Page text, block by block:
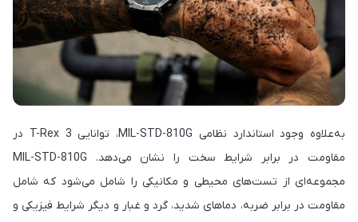
به‌علاوه وجود استاندارد نظامی MIL-STD-810G، توانایی T-Rex 3 در
مقاومت در برابر شرایط سخت را نشان می‌دهد. MIL-STD-810G
مجموعه‌ای از تست‌های محیطی و مکانیکی را شامل می‌شود که شامل
مقاومت در برابر ضربه، دماهای شدید، گرد و غبار و دیگر شرایط فیزیکی و